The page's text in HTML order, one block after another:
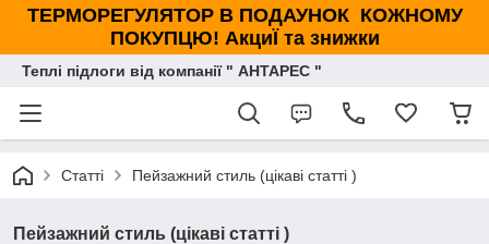
ТЕРМОРЕГУЛЯТОР В ПОДАУНОК КОЖНОМУ
ПОКУПЦЮ! АкциЇ та знижки
Теплі підлоги від компанії " АНТАРЕС "
Статті Пейзажний стиль (цікаві статті )
Пейзажний стиль (цікаві статті )